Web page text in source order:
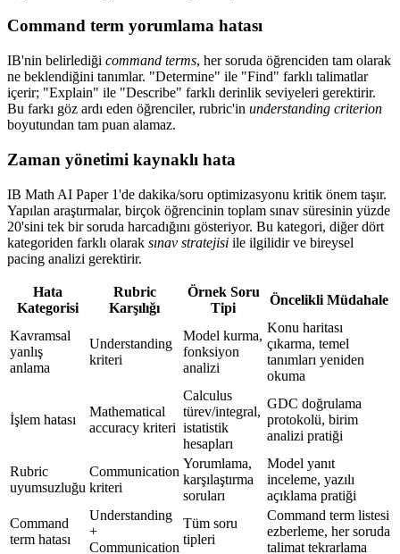
Command term yorumlama hatası
IB'nin belirlediği command terms, her soruda öğrenciden tam olarak
ne beklendiğini tanımlar. "Determine" ile "Find" farklı talimatlar
içerir; "Explain" ile "Describe" farklı derinlik seviyeleri gerektirir.
Bu farkı göz ardı eden öğrenciler, rubric'in understanding criterion
boyutundan tam puan alamaz.
Zaman yönetimi kaynaklı hata
IB Math AI Paper 1'de dakika/soru optimizasyonu kritik önem taşır.
Yapılan araştırmalar, birçok öğrencinin toplam sınav süresinin yüzde
20'sini tek bir soruda harcadığını gösteriyor. Bu kategori, diğer dört
kategoriden farklı olarak sınav stratejisi ile ilgilidir ve bireysel
pacing analizi gerektirir.
Hata
Kategorisi
Rubric
Karşılığı
Örnek Soru
Tipi
Öncelikli Müdahale
Kavramsal
yanlış
anlama
Understanding
kriteri
Model kurma,
fonksiyon
analizi
Konu haritası
çıkarma, temel
tanımları yeniden
okuma
İşlem hatası
Mathematical
accuracy kriteri
Calculus
türev/integral,
istatistik
hesapları
GDC doğrulama
protokolü, birim
analizi pratiği
Rubric
uyumsuzluğu
Communication
kriteri
Yorumlama,
karşılaştırma
soruları
Model yanıt
inceleme, yazılı
açıklama pratiği
Command
term hatası
Understanding
+
Communication
Tüm soru
tipleri
Command term listesi
ezberleme, her soruda
talimat tekrarlama